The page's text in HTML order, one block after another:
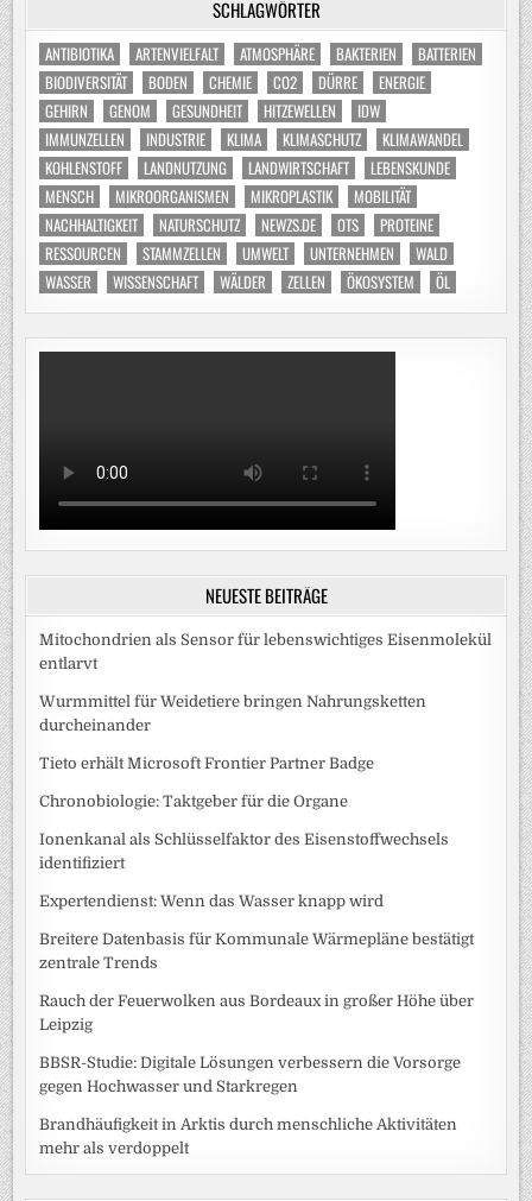
SCHLAGWÖRTER
ANTIBIOTIKA ARTENVIELFALT ATMOSPHÄRE BAKTERIEN
BATTERIEN
BIODIVERSITÄT
BODEN CHEMIE CO2 DÜRRE
ENERGIE
GEHIRN
GENOM GESUNDHEIT HITZEWELLEN
IDW
IMMUNZELLEN
INDUSTRIE KLIMA KLIMASCHUTZ
KLIMAWANDEL
KOHLENSTOFF
LANDNUTZUNG LANDWIRTSCHAFT
LEBENSKUNDE
MENSCH
MIKROORGANISMEN MIKROPLASTIK
MOBILITÄT
NACHHALTIGKEIT
NATURSCHUTZ NEWZS.DE OTS
PROTEINE
RESSOURCEN
STAMMZELLEN UMWELT UNTERNEHMEN
WALD
WASSER
WISSENSCHAFT WÄLDER ZELLEN ÖKOSYSTEM ÖL
NEUESTE BEITRÄGE
Mitochondrien als Sensor für lebenswichtiges Eisenmolekül
entlarvt
Wurmmittel für Weidetiere bringen Nahrungsketten
durcheinander
Tieto erhält Microsoft Frontier Partner Badge
Chronobiologie: Taktgeber für die Organe
Ionenkanal als Schlüsselfaktor des Eisenstoffwechsels
identifiziert
Expertendienst: Wenn das Wasser knapp wird
Breitere Datenbasis für Kommunale Wärmepläne bestätigt
zentrale Trends
Rauch der Feuerwolken aus Bordeaux in großer Höhe über
Leipzig
BBSR-Studie: Digitale Lösungen verbessern die Vorsorge
gegen Hochwasser und Starkregen
Brandhäufigkeit in Arktis durch menschliche Aktivitäten
mehr als verdoppelt